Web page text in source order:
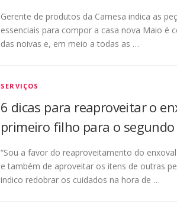
Gerente de produtos da Camesa indica as
essenciais para compor a casa nova Maio é
das noivas e, em meio a todas as …
SERVIÇOS
6 dicas para reaproveitar o
primeiro filho para o segundo
“Sou a favor do reaproveitamento do
e também de aproveitar os itens de outras
indico redobrar os cuidados na hora de …